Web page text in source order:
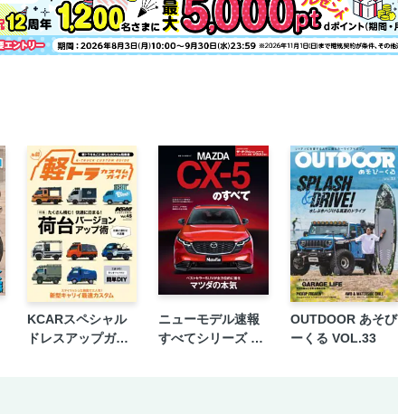
KCARスペシャル
ドレスアップガイ
ニューモデル速報
すべてシリーズ 第
OUTDOOR あそび
ーくる VOL.33